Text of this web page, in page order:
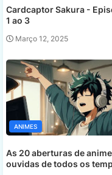
Cardcaptor Sakura -
1 ao 3
Março 12, 2025
ANIMES
As 20 aberturas de
ouvidas de todos os